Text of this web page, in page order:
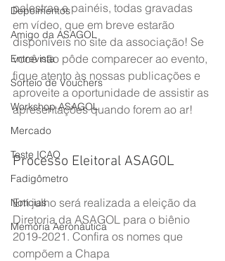
Depoimentos
Amigo da ASAGOL
Entrevista
Sorteio de Vouchers
Workshop ASAGOL
Mercado
Teste ICAO
Fadigômetro
Notícias
Memória Aeronáutica
palestras e painéis, todas gravadas
em vídeo, que em breve estarão
disponíveis no site da associação! Se
você não pôde comparecer ao evento,
fique atento às nossas publicações e
aproveite a oportunidade de assistir as
apresentações quando forem ao ar!
Processo Eleitoral ASAGOL
Em julho será realizada a eleição da
Diretoria da ASAGOL para o biênio
2019-2021. Confira os nomes que
compõem a Chapa